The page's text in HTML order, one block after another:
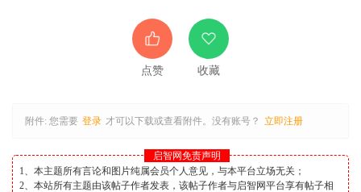
点赞 收藏
附件: 您需要 登录 才可以下载或查看附件。没有账号？ 立即注册
启智网免责声明
1、本主题所有言论和图片纯属会员个人意见，与本平台立场无关；
2、本站所有主题由该帖子作者发表，该帖子作者与启智网平台享有帖子相